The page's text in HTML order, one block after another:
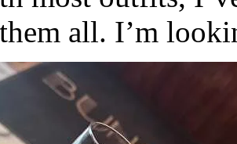
all. I’m